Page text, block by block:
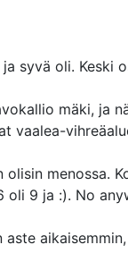
syvä oli. Keski
mäki, ja
vaalea-
menossa.
oli 9 ja :). No